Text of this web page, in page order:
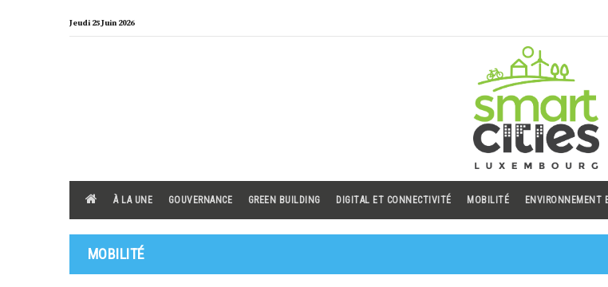
Jeudi 25 Juin 2026
À LA UNE GOUVERNANCE GREEN BUILDING DIGITAL ET CONNECTIVITÉ MOBILITÉ ENVIRONNEMENT
MOBILITÉ